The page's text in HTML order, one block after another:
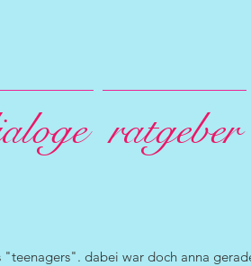
ratgeber
dabei war doch anna